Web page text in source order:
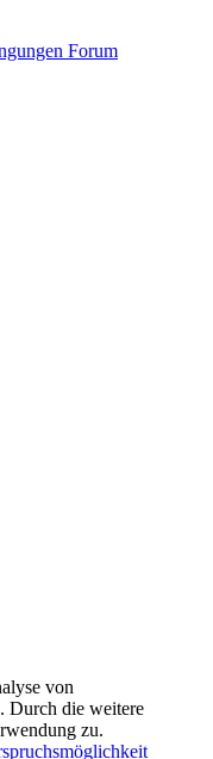
Forum
von
Durch die weitere
zu.